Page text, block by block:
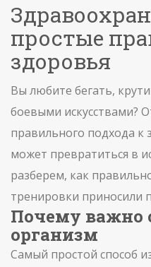
простые
здоровья
Вы любите бегать,
боевыми искусствами?
правильного подхода
может превратиться в
разберем, как
тренировки приносили
Почему важно
организм
Самый простой способ